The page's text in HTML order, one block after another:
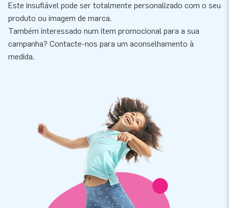
Este insuflável pode ser totalmente personalizado com o seu
produto ou imagem de marca.
Também interessado num item promocional para a sua
campanha? Contacte-nos para um aconselhamento à
medida.